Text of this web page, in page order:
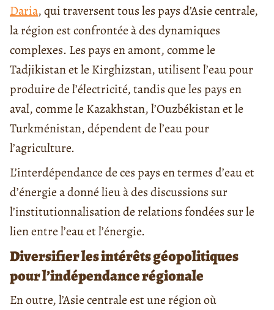
Daria, qui traversent tous les pays d’Asie centrale,
la région est confrontée à des dynamiques
complexes. Les pays en amont, comme le
Tadjikistan et le Kirghizstan, utilisent l’eau pour
produire de l’électricité, tandis que les pays en
aval, comme le Kazakhstan, l’Ouzbékistan et le
Turkménistan, dépendent de l’eau pour
l’agriculture.
L’interdépendance de ces pays en termes d’eau et
d’énergie a donné lieu à des discussions sur
l’institutionnalisation de relations fondées sur le
lien entre l’eau et l’énergie.
Diversifier les intérêts géopolitiques
pour l’indépendance régionale
En outre, l’Asie centrale est une région où